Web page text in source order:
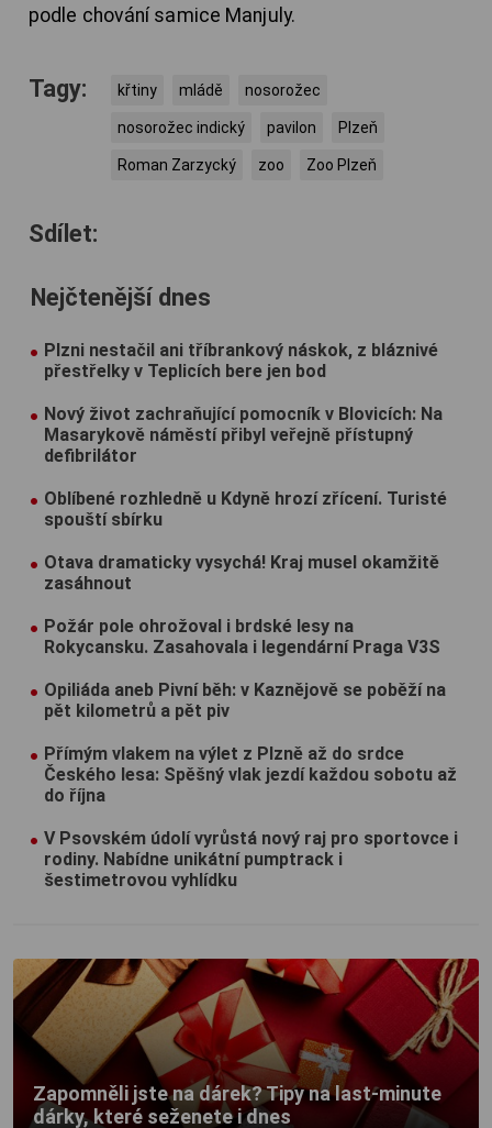
podle chování samice Manjuly.
Tagy: křtiny mládě nosorožec
nosorožec indický pavilon Plzeň
Roman Zarzycký zoo Zoo Plzeň
Sdílet:
Nejčtenější dnes
Plzni nestačil ani tříbrankový náskok, z bláznivé
přestřelky v Teplicích bere jen bod
Nový život zachraňující pomocník v Blovicích: Na
Masarykově náměstí přibyl veřejně přístupný
defibrilátor
Oblíbené rozhledně u Kdyně hrozí zřícení. Turisté
spouští sbírku
Otava dramaticky vysychá! Kraj musel okamžitě
zasáhnout
Požár pole ohrožoval i brdské lesy na
Rokycansku. Zasahovala i legendární Praga V3S
Opiliáda aneb Pivní běh: v Kaznějově se poběží na
pět kilometrů a pět piv
Přímým vlakem na výlet z Plzně až do srdce
Českého lesa: Spěšný vlak jezdí každou sobotu až
do října
V Psovském údolí vyrůstá nový raj pro sportovce i
rodiny. Nabídne unikátní pumptrack i
šestimetrovou vyhlídku
Zapomněli jste na dárek? Tipy na last-minute
dárky, které seženete i dnes